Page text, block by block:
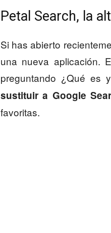
Petal Search, la
Si has abierto
una nueva aplicación.
preguntando ¿Qué es
sustituir a Google
favoritas.